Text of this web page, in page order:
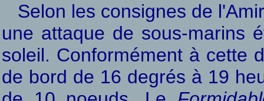
Selon les consignes de
une attaque de sous-marins
soleil. Conformément à cette
de bord de 16 degrés à 19